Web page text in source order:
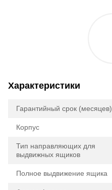
Характеристики
Гарантийный срок (месяцев)
Корпус
Тип направляющих для
выдвижных ящиков
Полное выдвижение ящика